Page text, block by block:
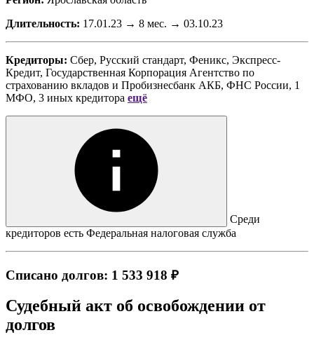
Длительность: 17.01.23 → 8 мес. → 03.10.23
Кредиторы: Сбер, Русский стандарт, Феникс, Экспресс-
Кредит, Государственная Корпорация Агентство по
страхованию вкладов и Пробизнесбанк АКБ, ФНС России, 1
МФО, 3 иных кредитора ещё
Среди
кредиторов есть Федеральная налоговая служба
Списано долгов: 1 533 918 ₽
Судебный акт об освобождении от
долгов